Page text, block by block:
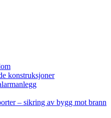
konstruksjoner
– sikring av bygg mot brann